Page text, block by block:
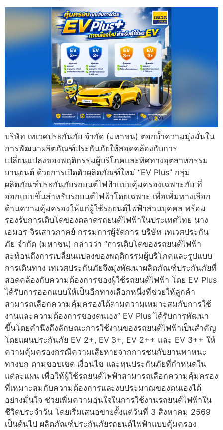
บริษัท เทเวศประกันภัย จำกัด (มหาชน) ตอกย้ำความมุ่งมั่นใน
การพัฒนาผลิตภัณฑ์ประกันภัยให้สอดคล้องกับการ
เปลี่ยนแปลงของพฤติกรรมผู้บริโภคและทิศทางอุตสาหกรรม
ยานยนต์ ด้วยการเปิดตัวผลิตภัณฑ์ใหม่ “EV Plus” กลุ่ม
ผลิตภัณฑ์ประกันภัยรถยนต์ไฟฟ้าแบบคุ้มครองเฉพาะภัย ที่
ออกแบบขึ้นสำหรับรถยนต์ไฟฟ้าโดยเฉพาะ เพื่อเพิ่มทางเลือก
ด้านความคุ้มครองให้แก่ผู้ใช้รถยนต์ไฟฟ้าส่วนบุคคล พร้อม
รองรับการเติบโตของตลาดรถยนต์ไฟฟ้าในประเทศไทย นาง
เอมอร จิรเสาวภาคย์ กรรมการผู้จัดการ บริษัท เทเวศประกัน
ภัย จำกัด (มหาชน) กล่าวว่า “การเติบโตของรถยนต์ไฟฟ้า
สะท้อนถึงการเปลี่ยนแปลงของพฤติกรรมผู้บริโภคและรูปแบบ
การเดินทาง เทเวศประกันภัยจึงมุ่งพัฒนาผลิตภัณฑ์ประกันภัยที่
สอดคล้องกับความต้องการของผู้ใช้รถยนต์ไฟฟ้า โดย EV Plus
ได้รับการออกแบบให้เป็นอีกทางเลือกหนึ่งที่ช่วยให้ลูกค้า
สามารถเลือกความคุ้มครองได้ตามความเหมาะสมกับการใช้
งานและความต้องการของตนเอง” EV Plus ได้รับการพัฒนา
ขึ้นโดยคำนึงถึงลักษณะการใช้งานของรถยนต์ไฟฟ้าเป็นสำคัญ
โดยแผนประกันภัย EV 2+, EV 3+, EV 2++ และ EV 3++ ให้
ความคุ้มครองกรณีความเสียหายจากการชนกับยานพาหนะ
ทางบก ตามขอบเขต เงื่อนไข และทุนประกันภัยที่กำหนดใน
แต่ละแผน เพื่อให้ผู้ใช้รถยนต์ไฟฟ้าสามารถเลือกความคุ้มครอง
ที่เหมาะสมกับความต้องการและงบประมาณของตนเองได้
อย่างมั่นใจ ช่วยเพิ่มความอุ่นใจในการใช้งานรถยนต์ไฟฟ้าใน
ชีวิตประจำวัน โดยเริ่มเสนอขายตั้งแต่วันที่ 3 สิงหาคม 2569
เป็นต้นไป ผลิตภัณฑ์ประกันภัยรถยนต์ไฟฟ้าแบบคุ้มครอง